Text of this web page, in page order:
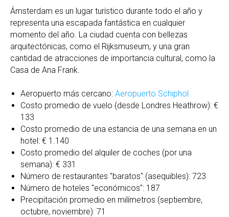
Ámsterdam es un lugar turístico durante todo el año y
representa una escapada fantástica en cualquier
momento del año. La ciudad cuenta con bellezas
arquitectónicas, como el Rijksmuseum, y una gran
cantidad de atracciones de importancia cultural, como la
Casa de Ana Frank.
Aeropuerto más cercano: Aeropuerto Schiphol
Costo promedio de vuelo (desde Londres Heathrow): €
133
Costo promedio de una estancia de una semana en un
hotel: € 1.140
Costo promedio del alquiler de coches (por una
semana): € 331
Número de restaurantes "baratos" (asequibles): 723
Número de hoteles "económicos": 187
Precipitación promedio en milímetros (septiembre,
octubre, noviembre): 71